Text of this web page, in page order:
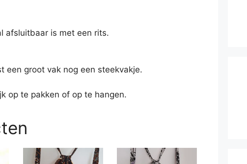
afsluitbaar is met een rits.
een groot vak nog een steekvakje.
op te pakken of op te hangen.